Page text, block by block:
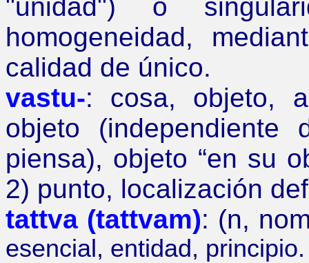
"unidad") o
homogeneidad,
calidad de único.
vastu-: cosa, objeto,
objeto
piensa), objeto “en su
2) punto, localización
tattva (tattvam): (n,
esencial, entidad, principio.